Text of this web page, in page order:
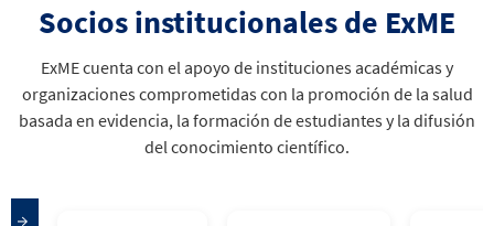
Socios institucionales de ExME
ExME cuenta con el apoyo de instituciones académicas y
organizaciones comprometidas con la promoción de la salud
basada en evidencia, la formación de estudiantes y la difusión
del conocimiento científico.